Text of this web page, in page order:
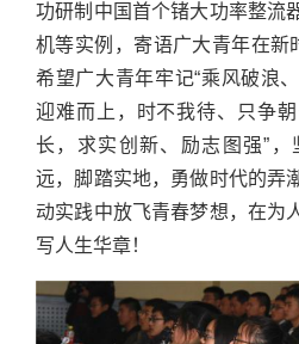
功研制中国首个锗大功率整流
机等实例，寄语广大青年在新
希望广大青年牢记“乘风破浪
迎难而上，时不我待、只争
长，求实创新、励志图强”
远，脚踏实地，勇做时代的弄
动实践中放飞青春梦想，在为
写人生华章！